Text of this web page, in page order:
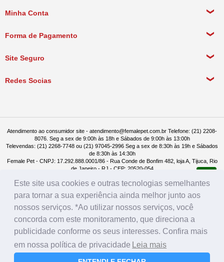
Política de Pagamento
Política de Entrega
Minha Conta
Forma de Pagamento
Site Seguro
Redes Socias
Atendimento ao consumidor site - atendimento@femalepet.com.br Telefone: (21) 2208-
8076. Seg a sex de 9:00h às 18h e Sábados de 9:00h às 13:00h
Televendas: (21) 2268-7748 ou (21) 97045-2996 Seg a sex de 8:30h às 19h e Sábados
de 8:30h às 14:30h
Female Pet - CNPJ: 17.292.888.0001/86 - Rua Conde de Bonfim 482, loja A, Tijuca, Rio
de Janeiro - RJ - CEP: 20520-054
Este site usa cookies e outras tecnologias semelhantes
para tornar a sua experiência ainda melhor junto aos
nossos serviços. *Ao utilizar nossos serviços, você
concorda com este monitoramento, que direciona a
publicidade conforme os seus interesses. Confira mais
em nossa política de privacidade Leia mais